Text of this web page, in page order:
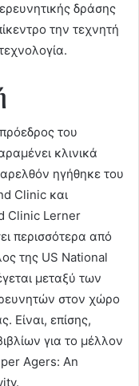
δράσης
την τεχνητή
του
κλινικά
ηγήθηκε του
Clinic και
Clinic Lerner
περισσότερα από
της US National
μεταξύ των
στον χώρο
Είναι, επίσης,
για το μέλλον
Agers: An